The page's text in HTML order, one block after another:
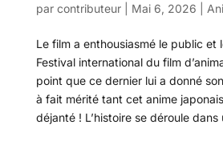
par contributeur| Mai 6, 2026
Le film a enthousiasmé le public et
Festival international du film
point que ce dernier lui a donné
à fait mérité tant cet anime
déjanté ! L’histoire se déroule dans